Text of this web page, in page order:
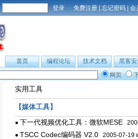
免费注册 | 忘记密码 | 会
首页 编程论坛 技术文档
黑客安
网页
实用工具
【媒体工具】
● 下一代视频优化工具：微软MESE
● TSCC Codec编码器 V2.0 2005-07-19